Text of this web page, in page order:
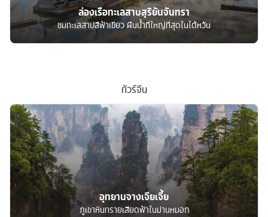
ล่องเรือทะเลสาบสุริยันจันทรา
ชมทะเลสาปสีฟ้าเขียว ผืนน้ำที่ใหญ่ที่สุดในไต้หวัน
ทัวร์จีน
อุทยานจางเจียเจี้ย
ภูเขาหินทรายเสียดฟ้าในม่านหมอก